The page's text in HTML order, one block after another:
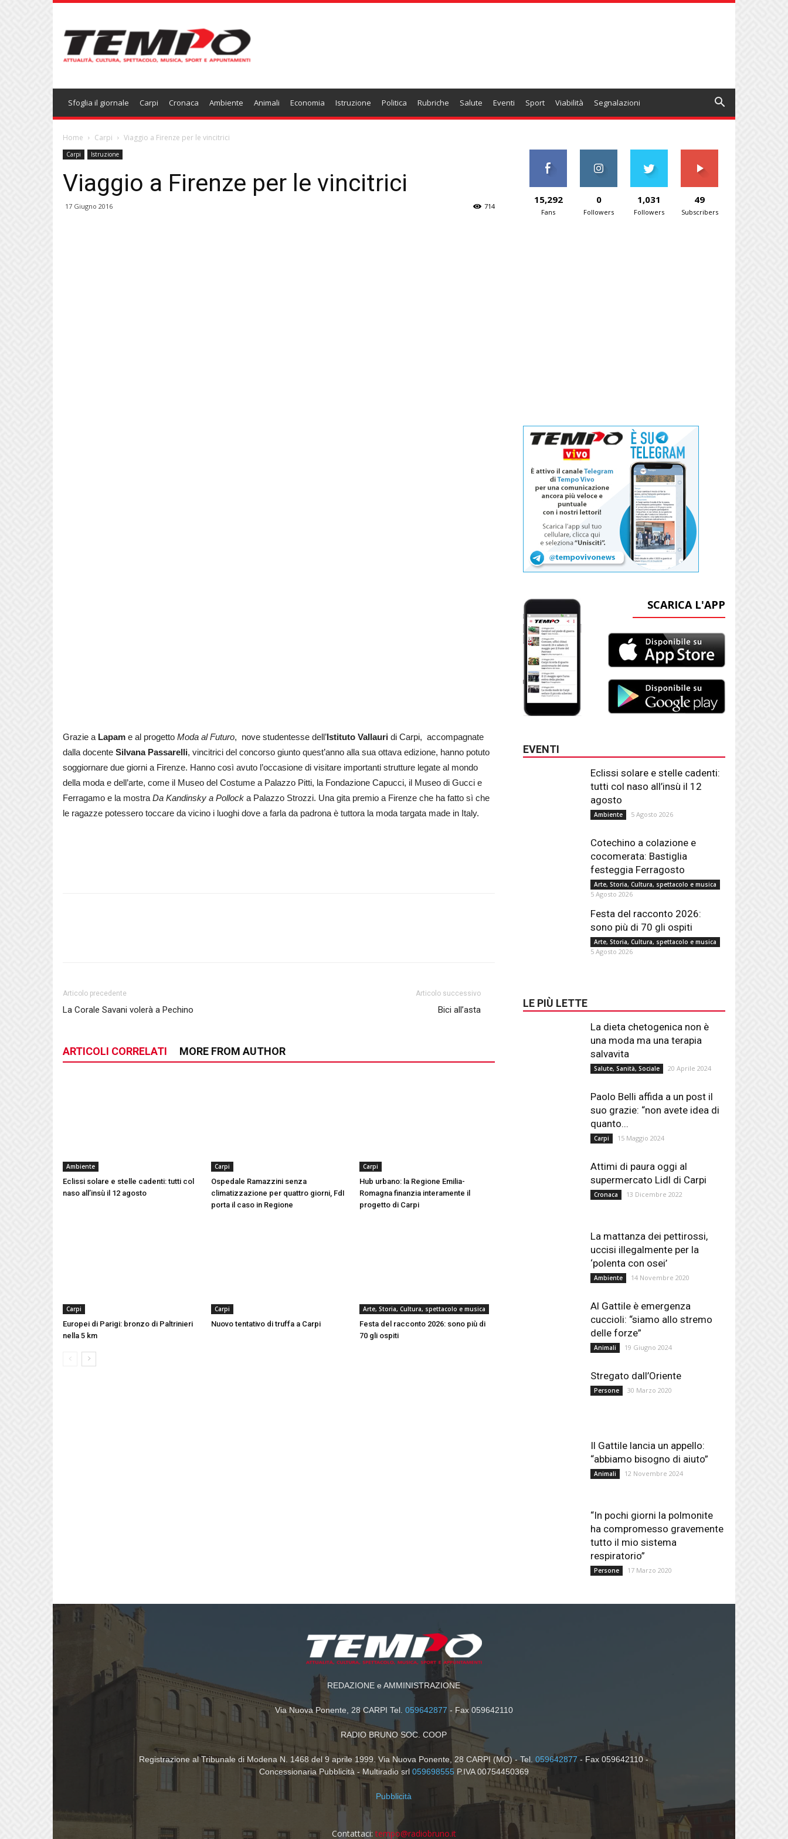
Sfoglia il giornale Carpi Cronaca Ambiente Animali Economia Istruzione Politica Rubriche Salute Eventi Sport Viabilità Segnalazioni
Home Carpi Viaggio a Firenze per le vincitrici
Carpi Istruzione
Viaggio a Firenze per le vincitrici
17 Giugno 2016 714
Grazie a Lapam e al progetto Moda al Futuro, nove studentesse dell’Istituto Vallauridi Carpi, accompagnate
dalla docenteSilvana Passarelli, vincitrici del concorso giunto quest’anno alla sua ottava edizione, hanno potuto
soggiornare due giorni a Firenze. Hanno così avuto l’occasione di visitare importanti strutture legate al mondo
della moda e dell’arte, come il Museo del Costume a Palazzo Pitti, la Fondazione Capucci, il Museo di Gucci e
Ferragamo e la mostraDa Kandinsky a Pollocka Palazzo Strozzi. Una gita premio a Firenze che ha fatto sì che
le ragazze potessero toccare da vicino i luoghi dove a farla da padrona è tuttora la moda targata made in Italy.
Articolo precedente
La Corale Savani volerà a Pechino
Articolo successivo
Bici all’asta
ARTICOLI CORRELATI MORE FROM AUTHOR
Ambiente
Eclissi solare e stelle cadenti: tutti col
naso all’insù il 12 agosto
Carpi
Ospedale Ramazzini senza
climatizzazione per quattro giorni, FdI
porta il caso in Regione
Carpi
Hub urbano: la Regione Emilia-
Romagna finanzia interamente il
progetto di Carpi
Carpi
Europei di Parigi: bronzo di Paltrinieri
nella 5 km
Carpi
Nuovo tentativo di truffa a Carpi
Arte, Storia, Cultura, spettacolo e musica
Festa del racconto 2026: sono più di
70 gli ospiti
15,292
Fans
0
Followers
1,031
Followers
49
Subscribers
SCARICA L'APP
EVENTI
Eclissi solare e stelle cadenti:
tutti col naso all’insù il 12
agosto
Ambiente 5 Agosto 2026
Cotechino a colazione e
cocomerata: Bastiglia
festeggia Ferragosto
Arte, Storia, Cultura, spettacolo e musica
5 Agosto 2026
Festa del racconto 2026:
sono più di 70 gli ospiti
Arte, Storia, Cultura, spettacolo e musica
5 Agosto 2026
LE PIÙ LETTE
La dieta chetogenica non è
una moda ma una terapia
salvavita
Salute, Sanità, Sociale 20 Aprile 2024
Paolo Belli affida a un post il
suo grazie: “non avete idea di
quanto...
Carpi 15 Maggio 2024
Attimi di paura oggi al
supermercato Lidl di Carpi
Cronaca 13 Dicembre 2022
La mattanza dei pettirossi,
uccisi illegalmente per la
‘polenta con osei’
Ambiente 14 Novembre 2020
Al Gattile è emergenza
cuccioli: “siamo allo stremo
delle forze”
Animali 19 Giugno 2024
Stregato dall’Oriente
Persone 30 Marzo 2020
Il Gattile lancia un appello:
“abbiamo bisogno di aiuto”
Animali 12 Novembre 2024
“In pochi giorni la polmonite
ha compromesso gravemente
tutto il mio sistema
respiratorio”
Persone 17 Marzo 2020
REDAZIONE e AMMINISTRAZIONE
Via Nuova Ponente, 28 CARPI Tel. 059642877 - Fax 059642110
RADIO BRUNO SOC. COOP
Registrazione al Tribunale di Modena N. 1468 del 9 aprile 1999. Via Nuova Ponente, 28 CARPI (MO) - Tel.059642877 - Fax 059642110 -
Concessionaria Pubblicità - Multiradio srl 059698555P.IVA 00754450369
Pubblicità
Contattaci: tempo@radiobruno.it